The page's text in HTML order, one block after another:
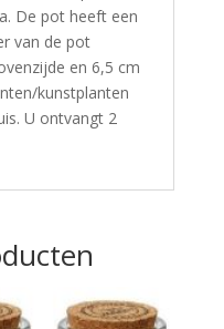
De pot heeft een
van de pot
en 6,5 cm
kunstplanten
U ontvangt 2